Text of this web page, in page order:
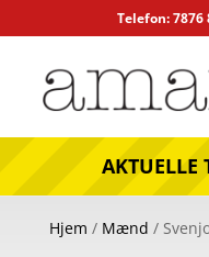
Telefon: 7876
AKTUELLE
Hjem / Mænd /